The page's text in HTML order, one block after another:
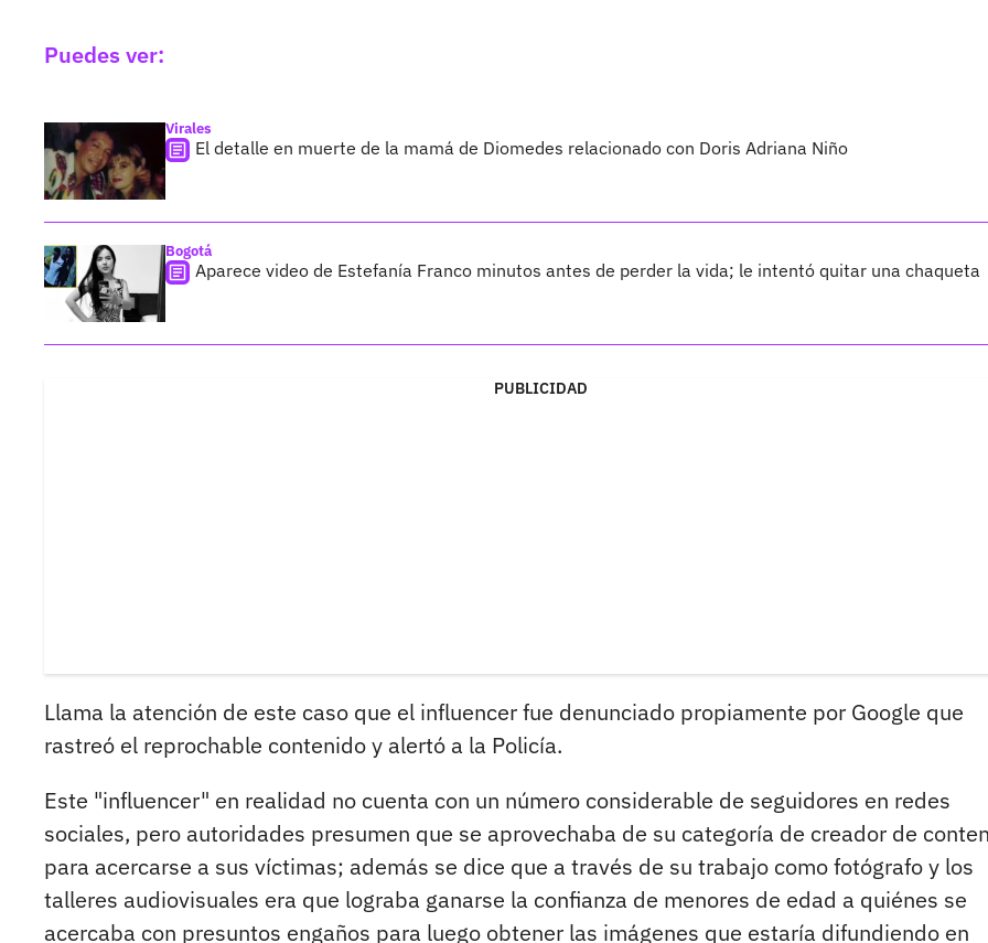
Puedes ver:
Virales
El detalle en muerte de la mamá de Diomedes relacionado con Doris Adriana Niño
Bogotá
Aparece video de Estefanía Franco minutos antes de perder la vida; le intentó quitar una chaqueta
PUBLICIDAD
Llama la atención de este caso que el influencer fue denunciado propiamente por Google que
rastreó el reprochable contenido y alertó a la Policía.
Este "influencer" en realidad no cuenta con un número considerable de seguidores en redes
sociales, pero autoridades presumen que se aprovechaba de su categoría de creador de
para acercarse a sus víctimas; además se dice que a través de su trabajo como fotógrafo y los
talleres audiovisuales era que lograba ganarse la confianza de menores de edad a quiénes se
acercaba con presuntos engaños para luego obtener las imágenes que estaría difundiendo en